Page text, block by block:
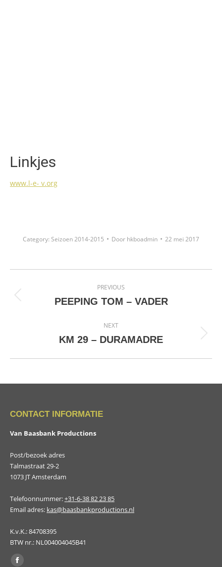
Linkjes
www.l-e- v.org
Category: Seizoen 2014-2015 Door hkboadmin 22 mei 2017
navigation
PREVIOUS
Previous
PEEPING TOM – VADER
NEXT
Next
KM 29 – DURAMADRE
CONTACT INFORMATIE
Van Baasbank Productions
Post/bezoek adres
Talmastraat 29-2
1073 JT Amsterdam
Telefoonnummer:+31-6-38 82 23 85
Email adres: kas@baasbankproductions.nl
K.v.K.: 84708395
BTW nr.: NL004004045B41
Vind ons op: